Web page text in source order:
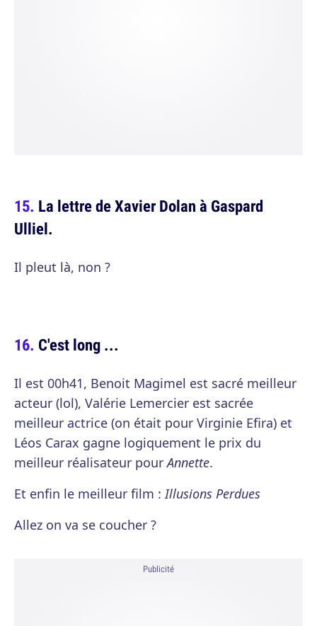
La lettre de Xavier Dolan à Gaspard
Ulliel.
Il pleut là, non ?
C'est long ...
Il est 00h41, Benoit Magimel est sacré meilleur
acteur (lol), Valérie Lemercier est sacrée
meilleur actrice (on était pour Virginie Efira) et
Léos Carax gagne logiquement le prix du
meilleur réalisateur pourAnnette.
Et enfin le meilleur film :Illusions Perdues
Allez on va se coucher ?
Publicité